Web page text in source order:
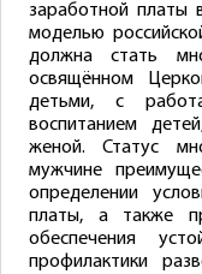
заработной платы
моделью
должна стать
освящённом
детьми, с
воспитанием
женой. Статус
мужчине
определении
платы, а также
обеспечения
профилактики